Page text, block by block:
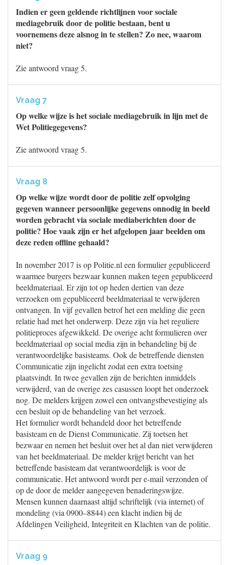
Indien er geen geldende richtlijnen voor sociale
mediagebruik door de politie bestaan, bent u
voornemens deze alsnog in te stellen? Zo nee, waarom
niet?
Zie antwoord vraag 5.
Vraag 7
Op welke wijze is het sociale mediagebruik in lijn met de
Wet Politiegegevens?
Zie antwoord vraag 5.
Vraag 8
Op welke wijze wordt door de politie zelf opvolging
gegeven wanneer persoonlijke gegevens onnodig in beeld
worden gebracht via sociale mediaberichten door de
politie? Hoe vaak zijn er het afgelopen jaar beelden om
deze reden offline gehaald?
In november 2017 is op Politie.nl een formulier gepubliceerd
waarmee burgers bezwaar kunnen maken tegen gepubliceerd
beeldmateriaal. Er zijn tot op heden dertien van deze
verzoeken om gepubliceerd beeldmateriaal te verwijderen
ontvangen. In vijf gevallen betrof het een melding die geen
relatie had met het onderwerp. Deze zijn via het reguliere
politieproces afgewikkeld. De overige acht formulieren over
beeldmateriaal op social media zijn in behandeling bij de
verantwoordelijke basisteams. Ook de betreffende diensten
Communicatie zijn ingelicht zodat een extra toetsing
plaatsvindt. In twee gevallen zijn de berichten inmiddels
verwijderd, van de overige zes casussen loopt het onderzoek
nog. De melders krijgen zowel een ontvangstbevestiging als
een besluit op de behandeling van het verzoek.
Het formulier wordt behandeld door het betreffende
basisteam en de Dienst Communicatie. Zij toetsen het
bezwaar en nemen het besluit over het al dan niet verwijderen
van het beeldmateriaal. De melder krijgt bericht van het
betreffende basisteam dat verantwoordelijk is voor de
communicatie. Het antwoord wordt per e-mail verzonden of
op de door de melder aangegeven benaderingswijze.
Mensen kunnen daarnaast altijd schriftelijk (via internet) of
mondeling (via 0900–8844) een klacht indien bij de
Afdelingen Veiligheid, Integriteit en Klachten van de politie.
Vraag 9